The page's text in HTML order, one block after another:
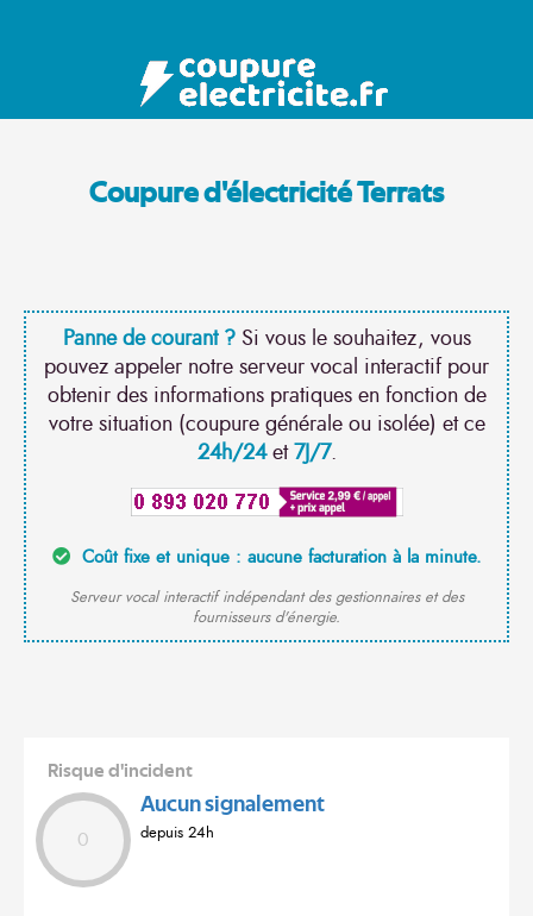
Coupure d'électricité Terrats
Panne de courant ?Si vous le souhaitez, vous
pouvez appeler notre serveur vocal interactif pour
obtenir des informations pratiques en fonction de
votre situation (coupure générale ou isolée) et ce
24h/24et7J/7.
Coût fixe et unique : aucune facturation à la minute.
Serveur vocal interactif indépendant des gestionnaires et des
fournisseurs d'énergie.
Risque d'incident
0
Aucun signalement
depuis 24h